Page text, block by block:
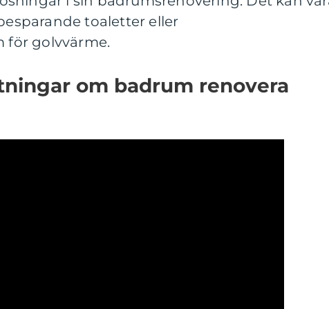
toaletter eller
för golvvärme.
om badrum renovera